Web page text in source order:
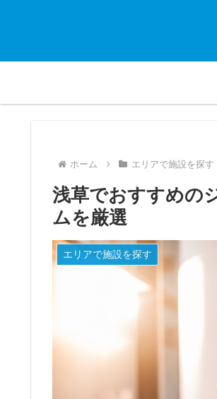
ホーム エリアで施設を探す
浅草でおすすめの
ムを厳選
エリアで施設を探す